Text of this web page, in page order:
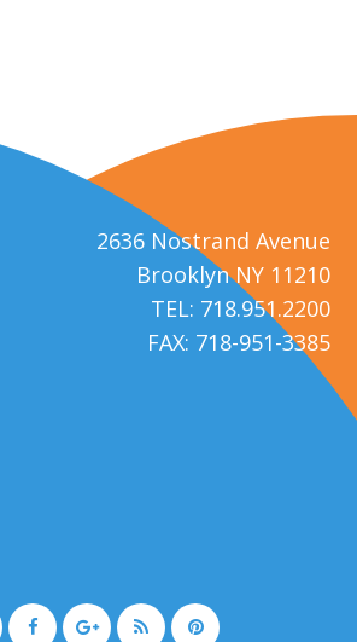
2636 Nostrand Avenue
Brooklyn NY 11210
TEL: 718.951.2200
FAX: 718-951-3385